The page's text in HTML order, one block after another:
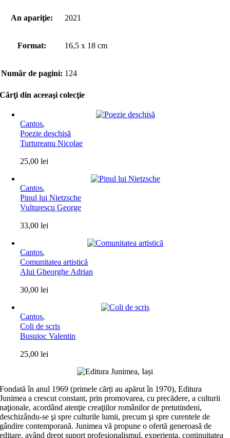
An apariţie: 2021
Format: 16,5 x 18 cm
Număr de pagini: 124
Cărţi din aceeaşi colecţie
Cantos,
Poezie deschisă
Turtureanu Nicolae
25,00lei
Cantos,
Pinul lui Nietzsche
Vulturescu George
33,00lei
Cantos,
Comunitatea artistică
Alui Gheorghe Adrian
30,00lei
Cantos,
Coli de scris
Busuioc Valentin
25,00lei
Fondată în anul 1969 (primele cărți au apărut în 1970), Editura
Junimea a crescut constant, prin promovarea, cu precădere, a culturii
naţionale, acordând atenţie creaţiilor românilor de pretutindeni,
deschizându-se şi spre culturile lumii, precum şi spre curentele de
gândire contemporană. Junimea vă propune o ofertă generoasă de
editare, având drept suport profesionalismul, experiența, continuitatea